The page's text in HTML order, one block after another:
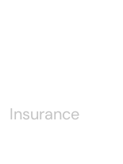
Insurance